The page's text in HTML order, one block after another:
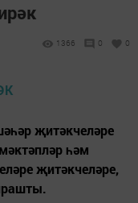
1366 0 0
җитәкчеләре
һәм
җитәкчеләре,